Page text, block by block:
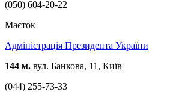
(050) 604-20-22
Маєток
Адміністрація Президента України
144 м. вул. Банкова, 11, Київ
(044) 255-73-33